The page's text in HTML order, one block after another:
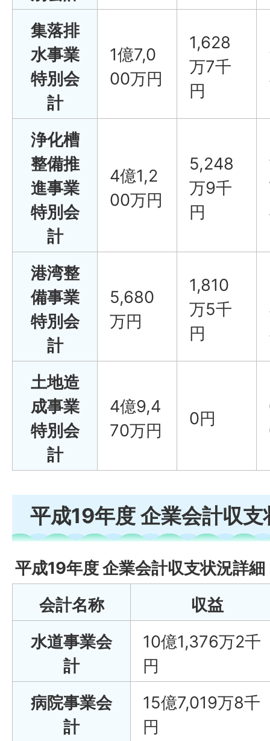
集落排
水事業
特別会
計
1億7,0
00万円
1,628
万7千
円
浄化槽
整備推
進事業
特別会
計
4億1,2
00万円
5,248
万9千
円
港湾整
備事業
特別会
計
5,680
万円
1,810
万5千
円
土地造
成事業
特別会
計
4億9,4
70万円
0円
平成19年度 企業会計収支
平成19年度 企業会計収支状況詳細
会計名称
収益
水道事業会
計
10億1,376万2千
円
病院事業会
計
15億7,019万8千
円